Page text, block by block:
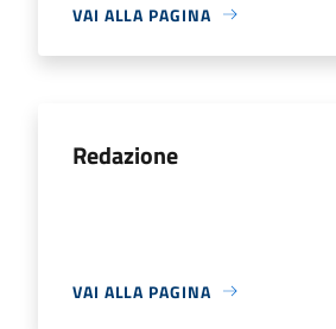
VAI ALLA PAGINA
Redazione
VAI ALLA PAGINA